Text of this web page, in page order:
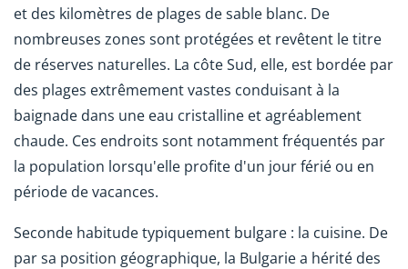
et des kilomètres de plages de sable blanc. De
nombreuses zones sont protégées et revêtent le titre
de réserves naturelles. La côte Sud, elle, est bordée par
des plages extrêmement vastes conduisant à la
baignade dans une eau cristalline et agréablement
chaude. Ces endroits sont notamment fréquentés par
la population lorsqu'elle profite d'un jour férié ou en
période de vacances.
Seconde habitude typiquement bulgare : la cuisine. De
par sa position géographique, la Bulgarie a hérité des